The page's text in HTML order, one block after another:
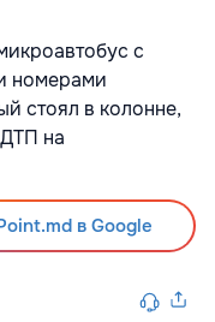
с
номерами
стоял в колонне,
на
в Google